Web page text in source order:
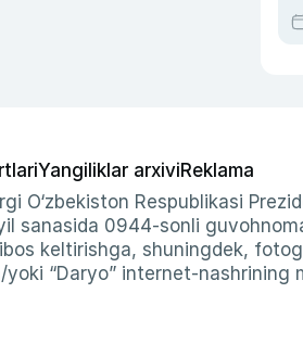
Yangiliklar arxiviReklama
O‘zbekiston Respublikasi
sanasida 0944-sonli
keltirishga, shuningdek,
“Daryo” internet-nashrining